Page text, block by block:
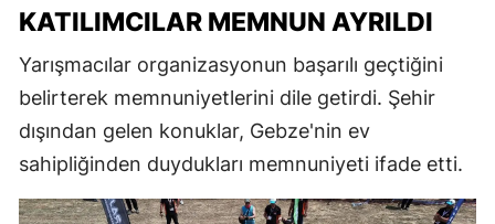
KATILIMCILAR MEMNUN AYRILDI
Yarışmacılar organizasyonun başarılı geçtiğini
belirterek memnuniyetlerini dile getirdi. Şehir
dışından gelen konuklar, Gebze'nin ev
sahipliğinden duydukları memnuniyeti ifade etti.